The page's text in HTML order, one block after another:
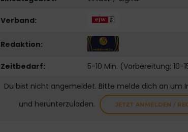
Verband:
Redaktion:
Zeitbedarf:
5-10 Min. (Vorbereitung: 10-
Du bist nicht angemeldet. Bitte melde dich an um
und herunterzuladen.
JETZT ANMELDEN /